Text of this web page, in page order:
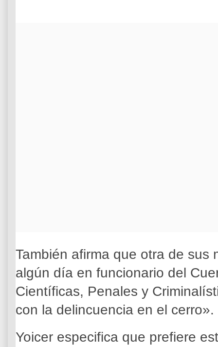
También afirma que otra de sus
algún día en funcionario del
Científicas, Penales y
con la delincuencia en el cerro».
Yoicer especifica que prefiere